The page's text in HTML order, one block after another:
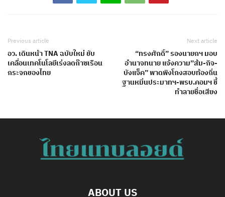
Previous article
อว. เดินหน้า TNA ฉบับใหม่ ขับ
เคลื่อนเทคโนโลยีเร่งลดก๊าซเรือน
กระจกของไทย
Next article
“ทรงศักดิ์” รองนายกฯ มอบ
อำนาจทนาย แจ้งความ”ส้ม-กิจ-
บังแจ็ค” พาดพิงโกงสอบท้องถิ่น
ฐานหมิ่นประมาทฯ-พรบ.คอมฯ ชี้
ทำลายชื่อเสียง
ABOUT US